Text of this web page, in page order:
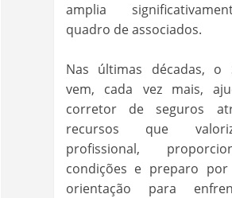
amplia
quadro de associados.
Nas últimas décadas, o
vem, cada vez mais,
corretor de seguros
recursos que
profissional,
condições e preparo
orientação para